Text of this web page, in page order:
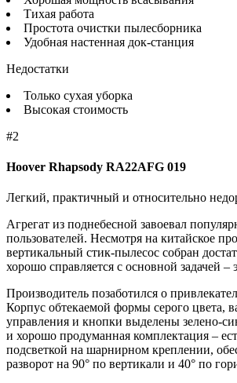
Тихая работа
Простота очистки пылесборника
Удобная настенная док-станция
Недостатки
Только сухая уборка
Высокая стоимость
#2
Hoover Rhapsody RA22AFG 019
Легкий, практичный и относительно
Агрегат из поднебесной завоевал
пользователей. Несмотря на китайское
вертикальный стик-пылесос собран
хорошо справляется с основной задачей –
Производитель позаботился о
Корпус обтекаемой формы серого цвета,
управления и кнопки выделены зелено-
и хорошо продуманная комплектация –
подсветкой на шарнирном креплении,
разворот на 90° по вертикали и 40° по